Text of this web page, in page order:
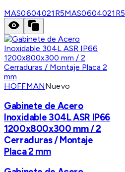
MAS0604021R5MAS0604021R5
HOFFMANNuevo
Gabinete de Acero
Inoxidable 304L ASR IP66
1200x800x300 mm / 2
Cerraduras / Montaje
Placa 2 mm